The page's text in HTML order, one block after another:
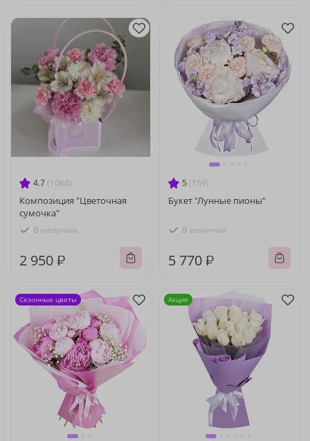
4.7 (1064)
Композиция "Цветочная
сумочка"
В наличии
2 950 ₽
5 (159)
Букет "Лунные пионы"
В наличии
5 770 ₽
Сезонные цветы Акция